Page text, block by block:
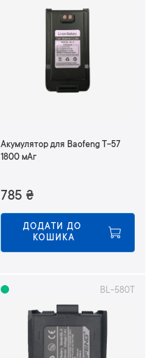
Акумулятор для Baofeng T-57
1800 мАг
785 ₴
ДОДАТИ ДО
КОШИКА
BL-580T